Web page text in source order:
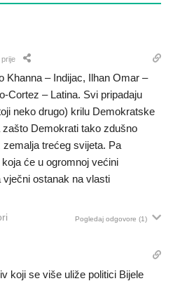
Khanna – Indijac, Ilhan Omar –
Cortez – Latina. Svi pripadaju
neko drugo) krilu Demokratske
Demokrati tako zdušno
trećeg svijeta. Pa
će u ogromnoj većini
ostanak na vlasti
Pogledaj odgovore (1)
koji se više uliže politici Bijele